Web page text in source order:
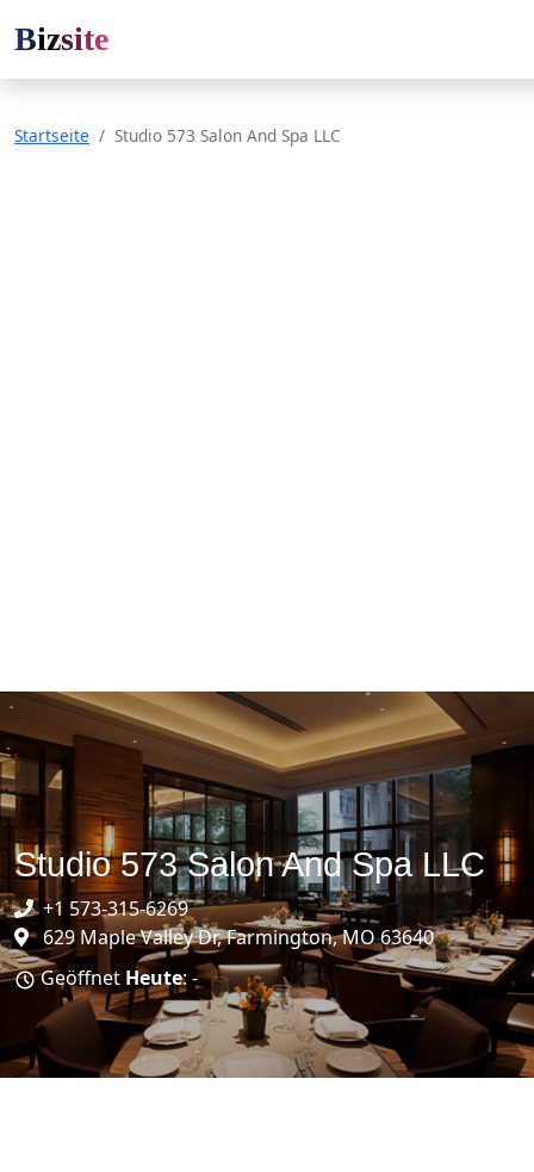
Bizsite
Startseite Studio 573 Salon And Spa LLC
Studio 573 Salon And Spa LLC
+1 573-315-6269
629 Maple Valley Dr, Farmington, MO 63640
Geöffnet Heute: -